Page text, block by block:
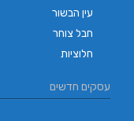
עין הבשור
חבל צוחר
חלוציות
עסקים חדשים